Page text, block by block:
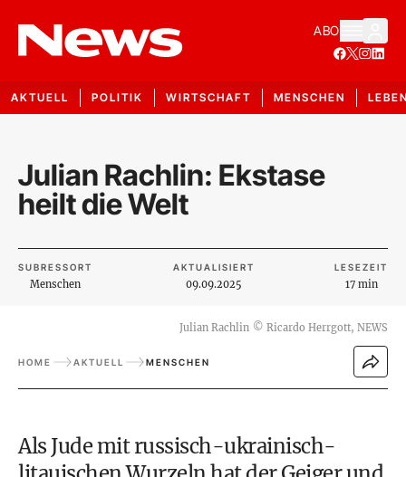
ABO
AKTUELL POLITIK WIRTSCHAFT MENSCHEN
Julian Rachlin: Ekstase
heilt die Welt
SUBRESSORT
Menschen
AKTUALISIERT
09.09.2025
LESEZEIT
17 min
Julian Rachlin © Ricardo Herrgott, NEWS
HOME AKTUELL MENSCHEN
Als Jude mit russisch-ukrainisch-